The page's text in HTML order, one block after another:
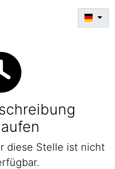
diese Stelle ist nicht